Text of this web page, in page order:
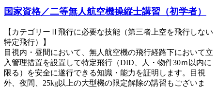
国家資格／二等無人航空機操縦士講習（初学者）
【カテゴリーⅡ飛行に必要な技能（第三者上空を飛行しない
特定飛行）】
目視内・昼間において、無人航空機の飛行経路下において立
入管理措置を設置して特定飛行（DID、人・物件30ｍ以内に
限る）を安全に遂行できる知識・能力を証明します。目視
外、夜間、25kg以上の大型機の限定解除の講習もございま